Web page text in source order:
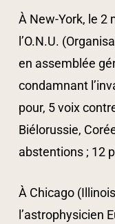
À New-York, le 2
l’O.N.U.
en assemblée
condamnant
pour, 5 voix
Biélorussie,
abstentions ; 12
À Chicago
l’astrophysicien